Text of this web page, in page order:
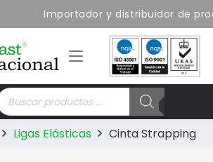
Importador y distribuidor de
Ligas Elásticas Cinta Strapping